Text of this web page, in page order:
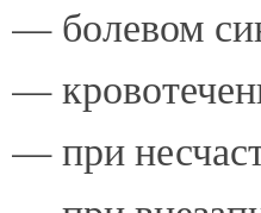
— болевом
—
— при